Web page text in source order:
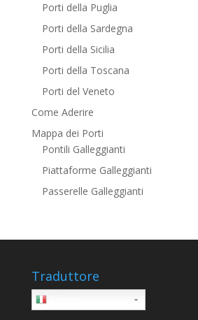
Porti della Puglia
Porti della Sardegna
Porti della Sicilia
Porti della Toscana
Porti del Veneto
Come Aderire
Mappa dei Porti
Pontili Galleggianti
Piattaforme Galleggianti
Passerelle Galleggianti
Traduttore